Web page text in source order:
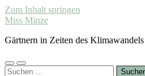
Zum Inhalt springen
Miss Minze
Gärtnern in Zeiten des Klimawandels
Mobile-Suchfeld
Suchen